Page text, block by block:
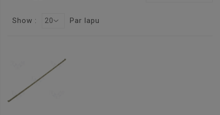
Show : 20 Par lapu